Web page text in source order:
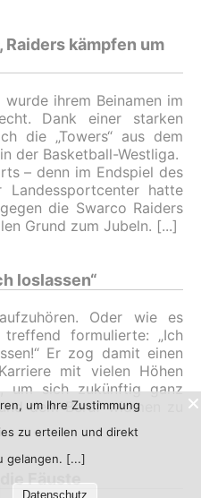
kämpfen um
ihrem Beinamen im
Dank einer starken
die „Towers“ aus dem
der Basketball-Westliga.
– denn im Endspiel des
Landessportcenter hatte
die Swarco Raiders
Grund zum Jubeln.
loslassen“
Oder wie es
formulierte: „Ich
Er zog damit einen
mit vielen Höhen
um sich zukünftig ganz
dem Beruf widmen zu
Fäuste
um Ihre Zustimmung
zu erteilen und direkt
gelangen.
Datenschutz